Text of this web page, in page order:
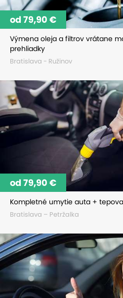
Výmena oleja a filtrov vrátane
prehliadky
Bratislava - Ružinov
od 79,90 €
Kompletné umytie auta +
Bratislava – Petržalka
od 79,90 €